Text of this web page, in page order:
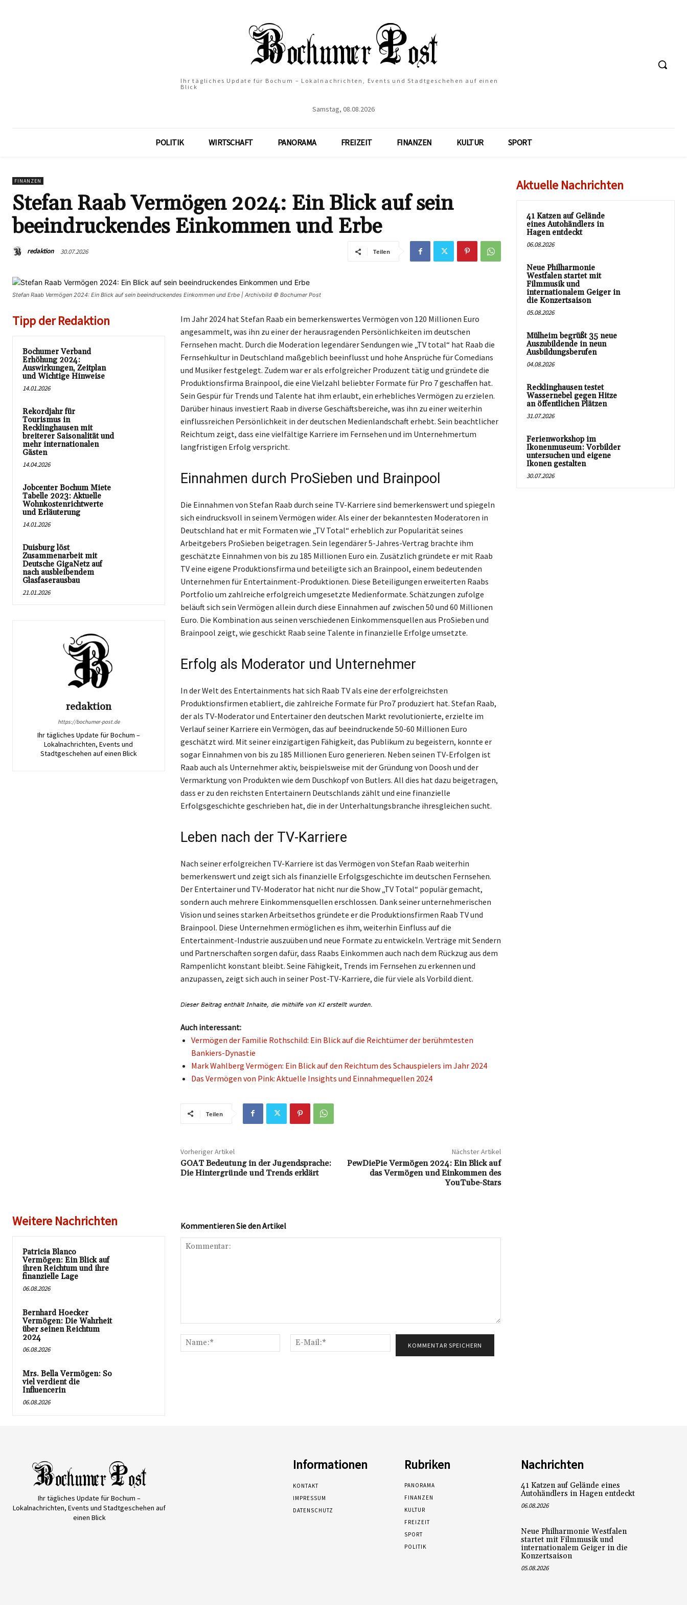
Ihr tägliches Update für Bochum – Lokalnachrichten, Events und Stadtgeschehen auf einen
Blick
Samstag, 08.08.2026
POLITIK WIRTSCHAFT PANORAMA FREIZEIT FINANZEN KULTUR SPORT
FINANZEN
Stefan Raab Vermögen 2024: Ein Blick auf sein
beeindruckendes Einkommen und Erbe
redaktion 30.07.2026 Teilen
Stefan Raab Vermögen 2024: Ein Blick auf sein beeindruckendes Einkommen und Erbe | Archivbild © Bochumer Post
Tipp der Redaktion
Bochumer Verband
Erhöhung 2024:
Auswirkungen, Zeitplan
und Wichtige Hinweise
14.01.2026
Rekordjahr für
Tourismus in
Recklinghausen mit
breiterer Saisonalität und
mehr internationalen
Gästen
14.04.2026
Jobcenter Bochum Miete
Tabelle 2023: Aktuelle
Wohnkostenrichtwerte
und Erläuterung
14.01.2026
Duisburg löst
Zusammenarbeit mit
Deutsche GigaNetz auf
nach ausbleibendem
Glasfaserausbau
21.01.2026
redaktion
https://bochumer-post.de
Ihr tägliches Update für Bochum –
Lokalnachrichten, Events und
Stadtgeschehen auf einen Blick
Im Jahr 2024 hat Stefan Raab ein bemerkenswertes Vermögen von 120 Millionen Euro
angesammelt, was ihn zu einer der herausragenden Persönlichkeiten im deutschen
Fernsehen macht. Durch die Moderation legendärer Sendungen wie „TV total“ hat Raab die
Fernsehkultur in Deutschland maßgeblich beeinflusst und hohe Ansprüche für Comedians
und Musiker festgelegt. Zudem war er als erfolgreicher Produzent tätig und gründete die
Produktionsfirma Brainpool, die eine Vielzahl beliebter Formate für Pro 7 geschaffen hat.
Sein Gespür für Trends und Talente hat ihm erlaubt, ein erhebliches Vermögen zu erzielen.
Darüber hinaus investiert Raab in diverse Geschäftsbereiche, was ihn zu einer weiterhin
einflussreichen Persönlichkeit in der deutschen Medienlandschaft erhebt. Sein beachtlicher
Reichtum zeigt, dass eine vielfältige Karriere im Fernsehen und im Unternehmertum
langfristigen Erfolg verspricht.
Einnahmen durch ProSieben und Brainpool
Die Einnahmen von Stefan Raab durch seine TV-Karriere sind bemerkenswert und spiegeln
sich eindrucksvoll in seinem Vermögen wider. Als einer der bekanntesten Moderatoren in
Deutschland hat er mit Formaten wie „TV Total“ erheblich zur Popularität seines
Arbeitgebers ProSieben beigetragen. Sein legendärer 5-Jahres-Vertrag brachte ihm
geschätzte Einnahmen von bis zu 185 Millionen Euro ein. Zusätzlich gründete er mit Raab
TV eine eigene Produktionsfirma und beteiligte sich an Brainpool, einem bedeutenden
Unternehmen für Entertainment-Produktionen. Diese Beteiligungen erweiterten Raabs
Portfolio um zahlreiche erfolgreich umgesetzte Medienformate. Schätzungen zufolge
beläuft sich sein Vermögen allein durch diese Einnahmen auf zwischen 50 und 60 Millionen
Euro. Die Kombination aus seinen verschiedenen Einkommensquellen aus ProSieben und
Brainpool zeigt, wie geschickt Raab seine Talente in finanzielle Erfolge umsetzte.
Erfolg als Moderator und Unternehmer
In der Welt des Entertainments hat sich Raab TV als eine der erfolgreichsten
Produktionsfirmen etabliert, die zahlreiche Formate für Pro7 produziert hat. Stefan Raab,
der als TV-Moderator und Entertainer den deutschen Markt revolutionierte, erzielte im
Verlauf seiner Karriere ein Vermögen, das auf beeindruckende 50-60 Millionen Euro
geschätzt wird. Mit seiner einzigartigen Fähigkeit, das Publikum zu begeistern, konnte er
sogar Einnahmen von bis zu 185 Millionen Euro generieren. Neben seinen TV-Erfolgen ist
Raab auch als Unternehmer aktiv, beispielsweise mit der Gründung von Doosh und der
Vermarktung von Produkten wie dem Duschkopf von Butlers. All dies hat dazu beigetragen,
dass er zu den reichsten Entertainern Deutschlands zählt und eine finanzielle
Erfolgsgeschichte geschrieben hat, die in der Unterhaltungsbranche ihresgleichen sucht.
Leben nach der TV-Karriere
Nach seiner erfolgreichen TV-Karriere ist das Vermögen von Stefan Raab weiterhin
bemerkenswert und zeigt sich als finanzielle Erfolgsgeschichte im deutschen Fernsehen.
Der Entertainer und TV-Moderator hat nicht nur die Show „TV Total“ populär gemacht,
sondern auch mehrere Einkommensquellen erschlossen. Dank seiner unternehmerischen
Vision und seines starken Arbeitsethos gründete er die Produktionsfirmen Raab TV und
Brainpool. Diese Unternehmen ermöglichen es ihm, weiterhin Einfluss auf die
Entertainment-Industrie auszuüben und neue Formate zu entwickeln. Verträge mit Sendern
und Partnerschaften sorgen dafür, dass Raabs Einkommen auch nach dem Rückzug aus dem
Rampenlicht konstant bleibt. Seine Fähigkeit, Trends im Fernsehen zu erkennen und
anzupassen, zeigt sich auch in seiner Post-TV-Karriere, die für viele als Vorbild dient.
Auch interessant:
Vermögen der Familie Rothschild: Ein Blick auf die Reichtümer der berühmtesten
Bankiers-Dynastie
Mark Wahlberg Vermögen: Ein Blick auf den Reichtum des Schauspielers im Jahr 2024
Das Vermögen von Pink: Aktuelle Insights und Einnahmequellen 2024
Teilen
Vorheriger Artikel
GOAT Bedeutung in der Jugendsprache:
Die Hintergründe und Trends erklärt
Nächster Artikel
PewDiePie Vermögen 2024: Ein Blick auf
das Vermögen und Einkommen des
YouTube-Stars
Weitere Nachrichten
Patricia Blanco
Vermögen: Ein Blick auf
ihren Reichtum und ihre
finanzielle Lage
06.08.2026
Bernhard Hoecker
Vermögen: Die Wahrheit
über seinen Reichtum
2024
06.08.2026
Mrs. Bella Vermögen: So
viel verdient die
Influencerin
06.08.2026
Kommentieren Sie den Artikel
Name:*
Mail:*
Aktuelle Nachrichten
41 Katzen auf Gelände
eines Autohändlers in
Hagen entdeckt
06.08.2026
Neue Philharmonie
Westfalen startet mit
Filmmusik und
internationalem Geiger in
die Konzertsaison
05.08.2026
Mülheim begrüßt 35 neue
Auszubildende in neun
Ausbildungsberufen
04.08.2026
Recklinghausen testet
Wassernebel gegen Hitze
an öffentlichen Plätzen
31.07.2026
Ferienworkshop im
Ikonenmuseum: Vorbilder
untersuchen und eigene
Ikonen gestalten
30.07.2026
Ihr tägliches Update für Bochum –
Lokalnachrichten, Events und Stadtgeschehen auf
einen Blick
Informationen
KONTAKT
IMPRESSUM
DATENSCHUTZ
Rubriken
PANORAMA
FINANZEN
KULTUR
FREIZEIT
SPORT
POLITIK
Nachrichten
41 Katzen auf Gelände eines
Autohändlers in Hagen entdeckt
06.08.2026
Neue Philharmonie Westfalen
startet mit Filmmusik und
internationalem Geiger in die
Konzertsaison
05.08.2026